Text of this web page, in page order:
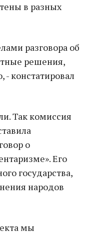
в разных
разговора об
решения,
констатировал
Так комиссия
о
Его
государства,
народов
мы